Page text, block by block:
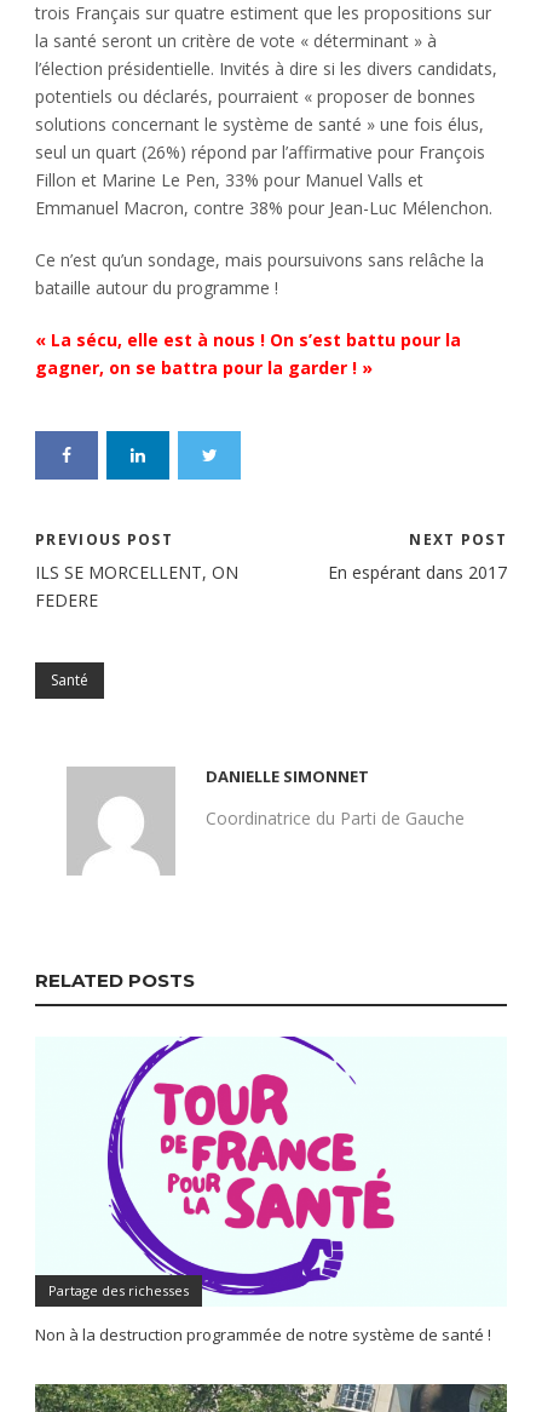
trois Français sur quatre estiment que les propositions sur
la santé seront un critère de vote « déterminant » à
l’élection présidentielle. Invités à dire si les divers candidats,
potentiels ou déclarés, pourraient « proposer de bonnes
solutions concernant le système de santé » une fois élus,
seul un quart (26%) répond par l’affirmative pour François
Fillon et Marine Le Pen, 33% pour Manuel Valls et
Emmanuel Macron, contre 38% pour Jean-Luc Mélenchon.
Ce n’est qu’un sondage, mais poursuivons sans relâche la
bataille autour du programme !
« La sécu, elle est à nous ! On s’est battu pour la
gagner, on se battra pour la garder ! »
PREVIOUS POST
ILS SE MORCELLENT, ON
FEDERE
NEXT POST
En espérant dans 2017
Santé
DANIELLE SIMONNET
Coordinatrice du Parti de Gauche
RELATED POSTS
Partage des richesses
Non à la destruction programmée de notre système de santé !